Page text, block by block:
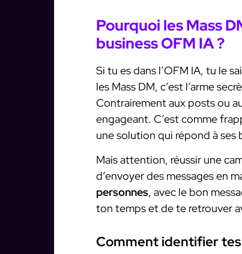
Pourquoi les Mass
business OFM IA ?
Si tu es dans l’OFM IA, tu le
les Mass DM, c’est l’arme
Contrairement aux posts ou
engageant. C’est comme
une solution qui répond à ses
Mais attention, réussir une
d’envoyer des messages en
personnes, avec le bon
ton temps et de te retrouver
Comment identifier